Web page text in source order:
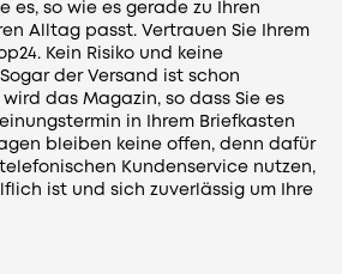
es, so wie es gerade zu Ihren
Alltag passt. Vertrauen Sie Ihrem
Kein Risiko und keine
der Versand ist schon
wird das Magazin, so dass Sie es
in Ihrem Briefkasten
bleiben keine offen, denn dafür
Kundenservice nutzen,
ist und sich zuverlässig um Ihre